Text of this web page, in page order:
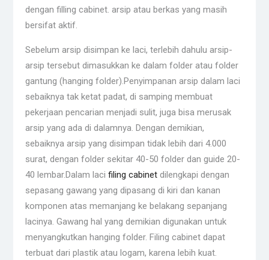
dengan filling cabinet. arsip atau berkas yang masih
bersifat aktif.
Sebelum arsip disimpan ke laci, terlebih dahulu arsip-
arsip tersebut dimasukkan ke dalam folder atau folder
gantung (hanging folder).Penyimpanan arsip dalam laci
sebaiknya tak ketat padat, di samping membuat
pekerjaan pencarian menjadi sulit, juga bisa merusak
arsip yang ada di dalamnya. Dengan demikian,
sebaiknya arsip yang disimpan tidak lebih dari 4.000
surat, dengan folder sekitar 40-50 folder dan guide 20-
40 lembar.Dalam laci filing cabinetdilengkapi dengan
sepasang gawang yang dipasang di kiri dan kanan
komponen atas memanjang ke belakang sepanjang
lacinya. Gawang hal yang demikian digunakan untuk
menyangkutkan hanging folder. Filing cabinet dapat
terbuat dari plastik atau logam, karena lebih kuat.